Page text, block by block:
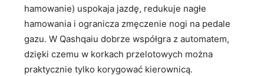
hamowanie) uspokaja jazdę, redukuje nagłe
hamowania i ogranicza zmęczenie nogi na pedale
gazu. W Qashqaiu dobrze współgra z automatem,
dzięki czemu w korkach przelotowych można
praktycznie tylko korygować kierownicą.